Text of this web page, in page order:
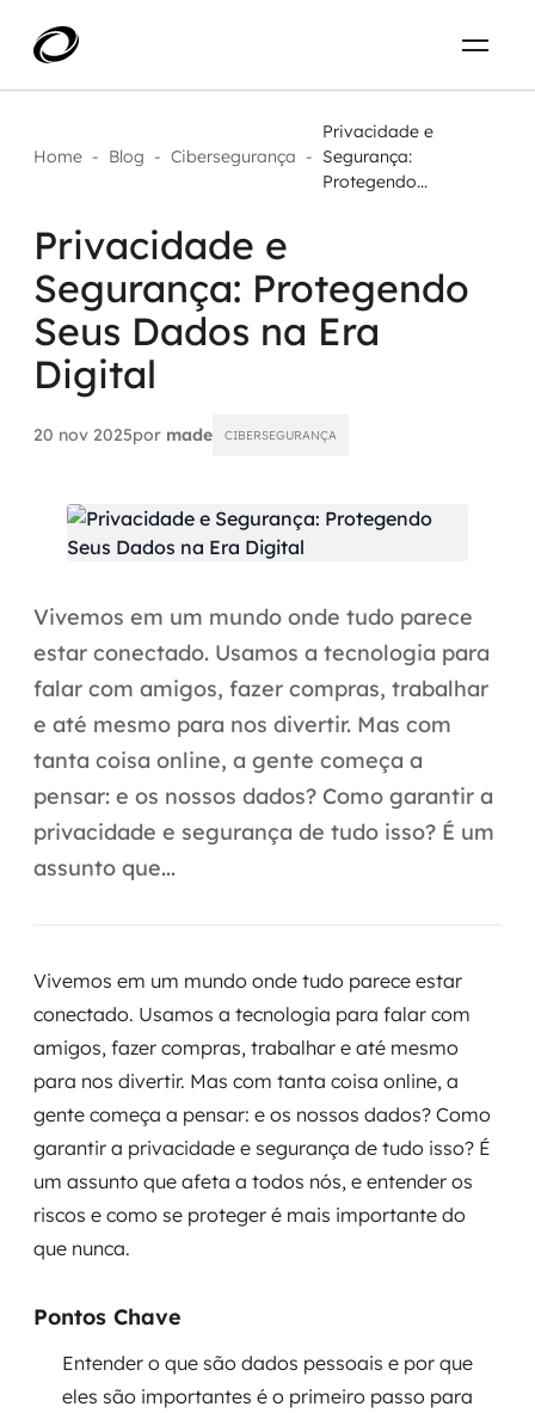
Aplicar IA com impacto real
AI / Machine Learning
IA Generativa
Agentes de IA
Automação inteligente
RPA e hiperautomação
AI Day
Transformar dados em decisão
Data Analytics
Engenharia de dados
Business Intelligence
Data Lakes & Warehouses
Governança de dados
Modernização de aplicações
Desenvolvimento web e mobile
Modernização tecnológica
Arquitetura de soluções
Migração para Cloud
Projetos
Carreira
ENTRE EM CONTATO
Home - Blog - Cibersegurança -
Privacidade e
Segurança:
Protegendo...
Privacidade e
Segurança: Protegendo
Seus Dados na Era
Digital
20 nov 2025por made CIBERSEGURANÇA
Vivemos em um mundo onde tudo parece
estar conectado. Usamos a tecnologia para
falar com amigos, fazer compras, trabalhar
e até mesmo para nos divertir. Mas com
tanta coisa online, a gente começa a
pensar: e os nossos dados? Como garantir a
privacidade e segurança de tudo isso? É um
assunto que...
Vivemos em um mundo onde tudo parece estar
conectado. Usamos a tecnologia para falar com
amigos, fazer compras, trabalhar e até mesmo
para nos divertir. Mas com tanta coisa online, a
gente começa a pensar: e os nossos dados? Como
garantir a privacidade e segurança de tudo isso? É
um assunto que afeta a todos nós, e entender os
riscos e como se proteger é mais importante do
que nunca.
Pontos Chave
Entender o que são dados pessoais e por que
eles são importantes é o primeiro passo para